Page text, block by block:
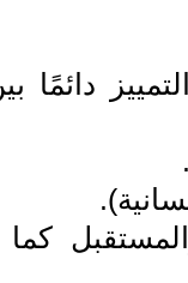
دائمًا
كما